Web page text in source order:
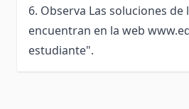
6. Observa Las soluciones de
encuentran en la web
estudiante".